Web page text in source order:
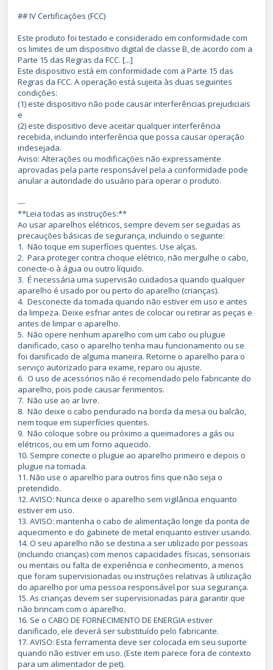
## IV Certificações (FCC)
Este produto foi testado e considerado em conformidade com
os limites de um dispositivo digital de classe B, de acordo com a
Parte 15 das Regras da FCC. [...]
Este dispositivo está em conformidade com a Parte 15 das
Regras da FCC. A operação está sujeita às duas seguintes
condições:
(1) este dispositivo não pode causar interferências prejudiciais
e
(2) este dispositivo deve aceitar qualquer interferência
recebida, incluindo interferência que possa causar operação
indesejada.
Aviso: Alterações ou modificações não expressamente
aprovadas pela parte responsável pela a conformidade pode
anular a autoridade do usuário para operar o produto.
---
**Leia todas as instruções:**
Ao usar aparelhos elétricos, sempre devem ser seguidas as
precauções básicas de segurança, incluindo o seguinte:
1. Não toque em superfícies quentes. Use alças.
2. Para proteger contra choque elétrico, não mergulhe o cabo,
conecte-o à água ou outro líquido.
3. É necessária uma supervisão cuidadosa quando qualquer
aparelho é usado por ou perto do aparelho (crianças).
4. Desconecte da tomada quando não estiver em uso e antes
da limpeza. Deixe esfriar antes de colocar ou retirar as peças e
antes de limpar o aparelho.
5. Não opere nenhum aparelho com um cabo ou plugue
danificado, caso o aparelho tenha mau funcionamento ou se
foi danificado de alguma maneira. Retorne o aparelho para o
serviço autorizado para exame, reparo ou ajuste.
6. O uso de acessórios não é recomendado pelo fabricante do
aparelho, pois pode causar ferimentos.
7. Não use ao ar livre.
8. Não deixe o cabo pendurado na borda da mesa ou balcão,
nem toque em superfícies quentes.
9. Não coloque sobre ou próximo a queimadores a gás ou
elétricos, ou em um forno aquecido.
10. Sempre conecte o plugue ao aparelho primeiro e depois o
plugue na tomada.
11. Não use o aparelho para outros fins que não seja o
pretendido.
12. AVISO: Nunca deixe o aparelho sem vigilância enquanto
estiver em uso.
13. AVISO: mantenha o cabo de alimentação longe da ponta de
aquecimento e do gabinete de metal enquanto estiver usando.
14. O seu aparelho não se destina a ser utilizado por pessoas
(incluindo crianças) com menos capacidades físicas, sensoriais
ou mentais ou falta de experiência e conhecimento, a menos
que foram supervisionadas ou instruções relativas à utilização
do aparelho por uma pessoa responsável por sua segurança.
15. As crianças devem ser supervisionadas para garantir que
não brincam com o aparelho.
16. Se o CABO DE FORNECIMENTO DE ENERGIA estiver
danificado, ele deverá ser substituído pelo fabricante.
17. AVISO: Esta ferramenta deve ser colocada em seu suporte
quando não estiver em uso. (Este item parece fora de contexto
para um alimentador de pet).